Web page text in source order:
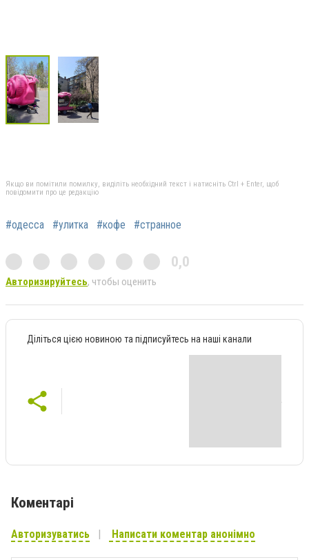
Якщо ви помітили помилку, виділіть необхідний текст і натисніть Ctrl + Enter, щоб
повідомити про це редакцію
#одесса #улитка #кофе #странное
0,0
Авторизируйтесь, чтобы оценить
Діліться цією новиною та підписуйтесь на наші канали
Коментарі
Авторизуватись Написати коментар анонімно